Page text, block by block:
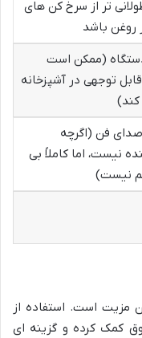
تر از سرخ کن های
روغن باشد
(ممکن است
توجهی در آشپزخانه
فن (اگرچه
نیست، اما کاملاً بی
نیست)
مزیت است. استفاده از
کمک کرده و گزینه ای